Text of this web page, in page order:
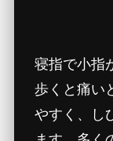
寝指で小指
歩くと痛い
やすく、し